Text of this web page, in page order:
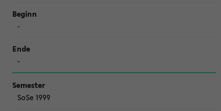
-
-
SoSe 1999